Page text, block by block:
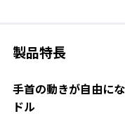
製品特長
手首の動きが自由に
ドル